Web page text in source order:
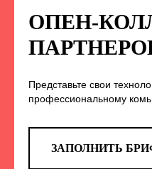
ОПЕН-
Представьте свои
профессиональному
ЗАПОЛНИТЬ
НА НАС В
TELEGRAM
анонс новых спикеров и другие
новости конференции